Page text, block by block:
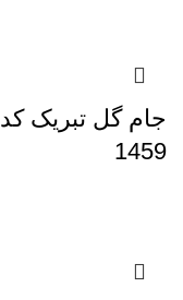
جام گل تبریک کد
1459